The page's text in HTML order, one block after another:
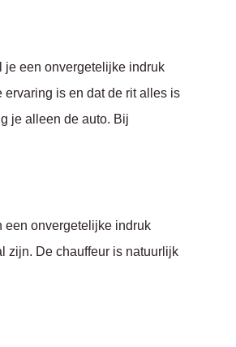
je een onvergetelijke indruk
is en dat de rit alles is
je alleen de auto. Bij
een onvergetelijke indruk
zijn. De chauffeur is natuurlijk